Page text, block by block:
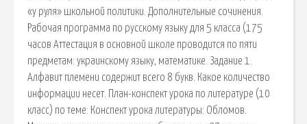
«у руля» школьной политики. Дополнительные сочинения.
Рабочая программа по русскому языку для 5 класса (175
часов Аттестация в основной школе проводится по пяти
предметам: украинскому языку, математике. Задание 1.
Алфавит племени содержит всего 8 букв. Какое количество
информации несет. План-конспект урока по литературе (10
класс) по теме: Конспект урока литературы: Обломов.